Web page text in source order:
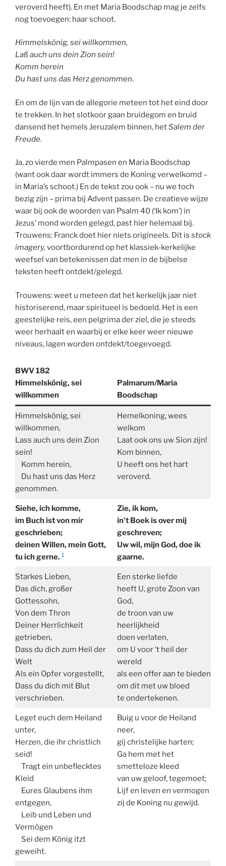
veroverd heeft). En met Maria Boodschap mag je zelfs
nog toevoegen: haar schoot.
Himmelskönig, sei willkommen,
Laß auch uns dein Zion sein!
Komm herein
Du hast uns das Herz genommen.
En om de lijn van de allegorie meteen tot het eind door
te trekken. In het slotkoor gaan bruidegom en bruid
dansend het hemels Jeruzalem binnen, hetSalem der
Freude.
Ja, zo vierde men Palmpasen en Maria Boodschap
(want ook daar wordt immers de Koning verwelkomd –
in Maria’s schoot.) En de tekst zou ook – nu we toch
bezig zijn – prima bij Advent passen. De creatieve wijze
waar bij ook de woorden van Psalm 40 (‘Ik kom’) in
Jezus’ mond worden gelegd, past hier helemaal bij.
Trouwens: Franck doet hier niets origineels. Dit is stock
imagery, voortbordurend op het klassiek-kerkelijke
weefsel van betekenissen dat men in de bijbelse
teksten heeft ontdekt/gelegd.
Trouwens: weet u meteen dat het kerkelijk jaar niet
historiserend, maar spiritueel is bedoeld. Het is een
geestelijke reis, een pelgrima der ziel, die je steeds
weer herhaalt en waarbij er elke keer weer nieuwe
niveaus, lagen worden ontdekt/toegevoegd.
BWV 182
Himmelskönig, sei
willkommen
Palmarum/Maria
Boodschap
Himmelskönig, sei
willkommen,
Lass auch uns dein Zion
sein!
Komm herein,
Du hast uns das Herz
genommen.
Hemelkoning, wees
welkom
Laat ook ons uw Sion zijn!
Kom binnen,
U heeft ons het hart
veroverd.
Siehe, ich komme,
im Buch ist von mir
geschrieben;
deinen Willen, mein Gott,
tu ich gerne. 1
Zie, ik kom,
in’t Boek is over mij
geschreven;
Uw wil, mijn God, doe ik
gaarne.
Starkes Lieben,
Das dich, großer
Gottessohn,
Von dem Thron
Deiner Herrlichkeit
getrieben,
Dass du dich zum Heil der
Welt
Als ein Opfer vorgestellt,
Dass du dich mit Blut
verschrieben.
Een sterke liefde
heeft U, grote Zoon van
God,
de troon van uw
heerlijkheid
doen verlaten,
om U voor ‘t heil der
wereld
als een offer aan te bieden
om dit met uw bloed
te ondertekenen.
Leget euch dem Heiland
unter,
Herzen, die ihr christlich
seid!
Tragt ein unbeflecktes
Kleid
Eures Glaubens ihm
entgegen,
Leib und Leben und
Vermögen
Sei dem König itzt
geweiht.
Buig u voor de Heiland
neer,
gij christelijke harten;
Ga hem met het
smetteloze kleed
van uw geloof, tegemoet;
Lijf en leven en vermogen
zij de Koning nu gewijd.